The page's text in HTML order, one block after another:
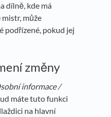
dílně, kde má
může
podřízené, pokud jej
změny
informace /
máte tuto funkci
na hlavní